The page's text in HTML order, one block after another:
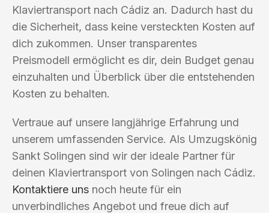
Klaviertransport nach Cádiz an. Dadurch hast du
die Sicherheit, dass keine versteckten Kosten auf
dich zukommen. Unser transparentes
Preismodell ermöglicht es dir, dein Budget genau
einzuhalten und Überblick über die entstehenden
Kosten zu behalten.
Vertraue auf unsere langjährige Erfahrung und
unserem umfassenden Service. Als Umzugskönig
Sankt Solingen sind wir der ideale Partner für
deinen Klaviertransport von Solingen nach Cádiz.
Kontaktiere uns noch heute für ein
unverbindliches Angebot und freue dich auf